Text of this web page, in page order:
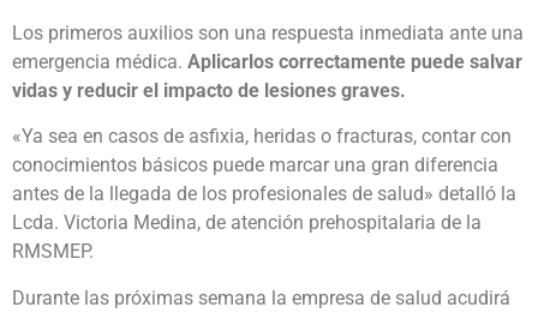
Los primeros auxilios son una respuesta inmediata ante una
emergencia médica. Aplicarlos correctamente puede salvar
vidas y reducir el impacto de lesiones graves.
«Ya sea en casos de asfixia, heridas o fracturas, contar con
conocimientos básicos puede marcar una gran diferencia
antes de la llegada de los profesionales de salud» detalló la
Lcda. Victoria Medina, de atención prehospitalaria de la
RMSMEP.
Durante las próximas semana la empresa de salud acudirá